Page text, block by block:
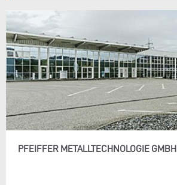
PFEIFFER METALLTECHNOLOGIE GMBH